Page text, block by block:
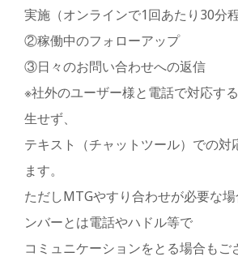
実施（オンラインで1回あたり30分程
②稼働中のフォローアップ
③日々のお問い合わせへの返信
※社外のユーザー様と電話で対応す
生せず、
テキスト（チャットツール）での対
ます。
ただしMTGやすり合わせが必要な
ンバーとは電話やハドル等で
コミュニケーションをとる場合もご